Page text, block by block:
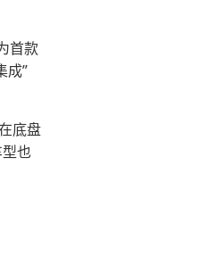
首款
成”
底盘
也